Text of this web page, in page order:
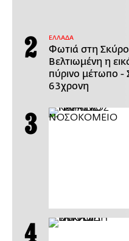
ΕΛΛΑΔΑ
Φωτιά στη
Βελτιωμένη η
πύρινο μέτωπο -
63χρονη